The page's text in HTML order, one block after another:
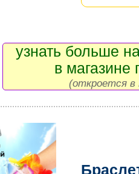
узнать больше
в магазине
(откроется в